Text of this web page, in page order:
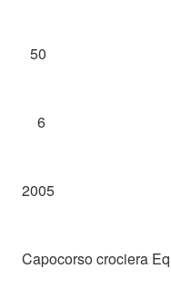
50
6
2005
Capocorso crociera